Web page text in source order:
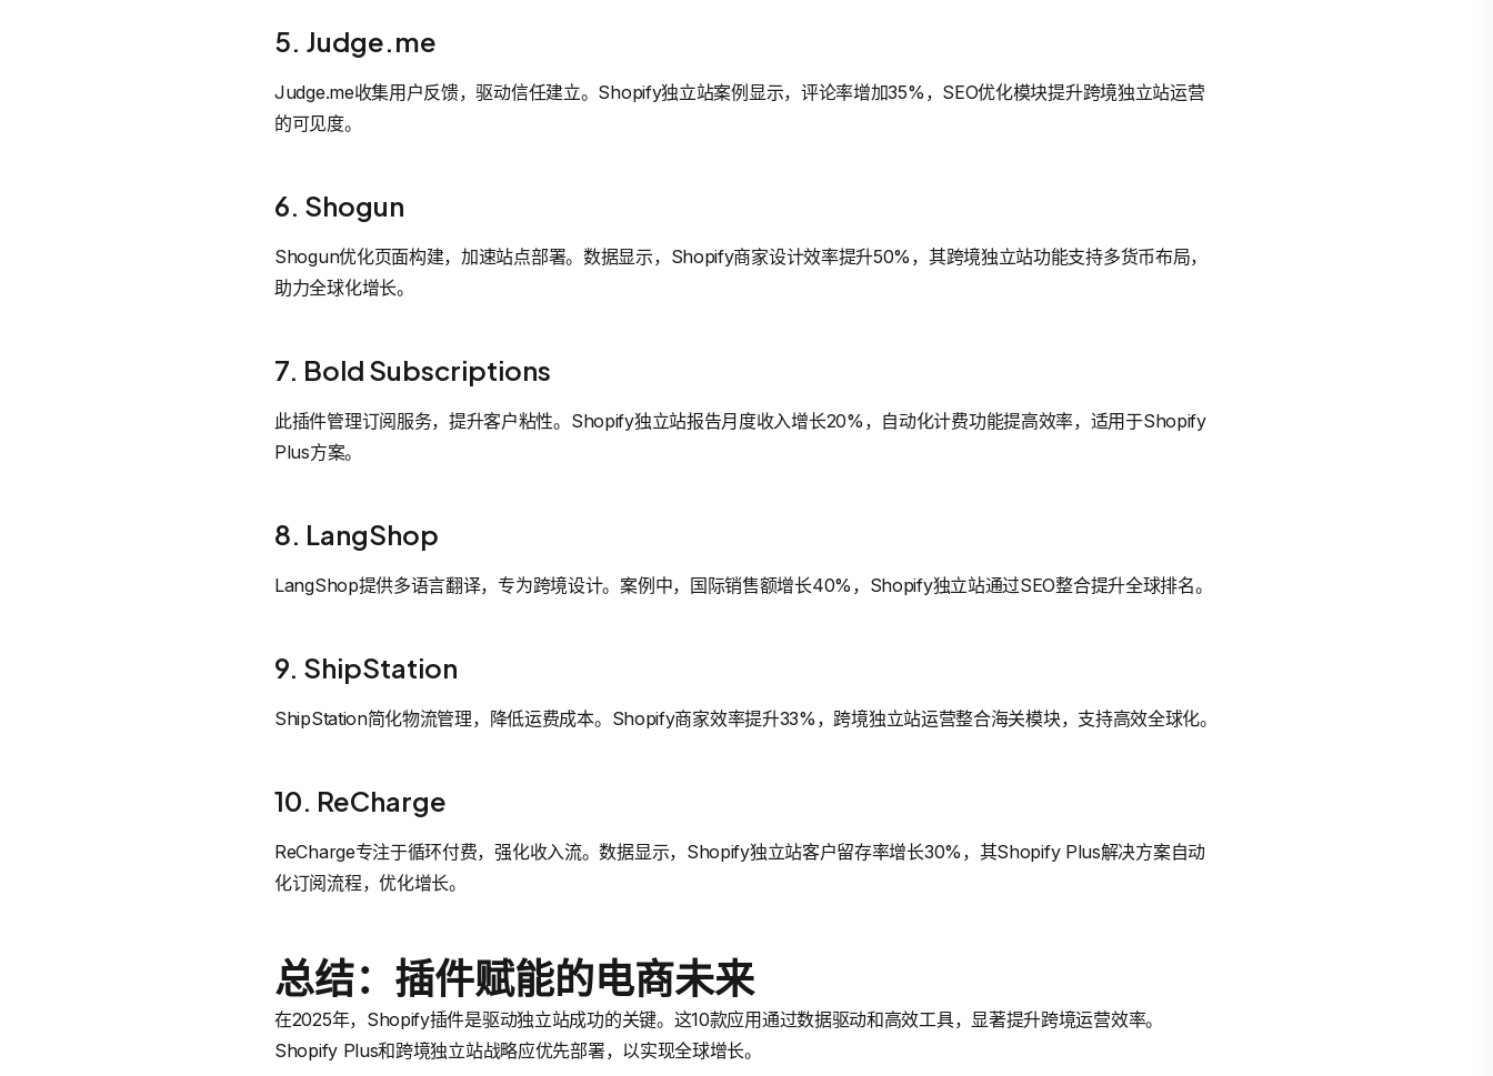
5. Judge.me
Judge.me收集用户反馈，驱动信任建立。Shopify独立站案例显示，评论率增加35%，SEO优化模块提升跨境独立站运营
的可见度。
6. Shogun
Shogun优化页面构建，加速站点部署。数据显示，Shopify商家设计效率提升50%，其跨境独立站功能支持多货币布局，
助力全球化增长。
7. Bold Subscriptions
此插件管理订阅服务，提升客户粘性。Shopify独立站报告月度收入增长20%，自动化计费功能提高效率，适用于Shopify
Plus方案。
8. LangShop
LangShop提供多语言翻译，专为跨境设计。案例中，国际销售额增长40%，Shopify独立站通过SEO整合提升全球排名。
9. ShipStation
ShipStation简化物流管理，降低运费成本。Shopify商家效率提升33%，跨境独立站运营整合海关模块，支持高效全球化。
10. ReCharge
ReCharge专注于循环付费，强化收入流。数据显示，Shopify独立站客户留存率增长30%，其Shopify Plus解决方案自动
化订阅流程，优化增长。
总结：插件赋能的电商未来
在2025年，Shopify插件是驱动独立站成功的关键。这10款应用通过数据驱动和高效工具，显著提升跨境运营效率。
Shopify Plus和跨境独立站战略应优先部署，以实现全球增长。